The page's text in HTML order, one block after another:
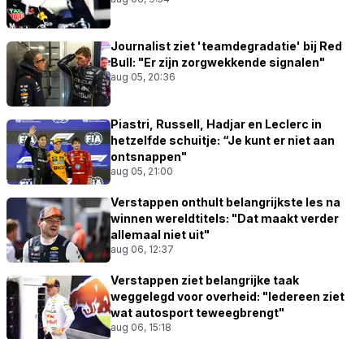
Journalist ziet 'teamdegradatie' bij Red
Bull: "Er zijn zorgwekkende signalen"
aug 05, 20:36
Piastri, Russell, Hadjar en Leclerc in
hetzelfde schuitje: “Je kunt er niet aan
ontsnappen"
aug 05, 21:00
Verstappen onthult belangrijkste les na
winnen wereldtitels: "Dat maakt verder
allemaal niet uit"
aug 06, 12:37
Verstappen ziet belangrijke taak
weggelegd voor overheid: "Iedereen ziet
wat autosport teweegbrengt"
aug 06, 15:18